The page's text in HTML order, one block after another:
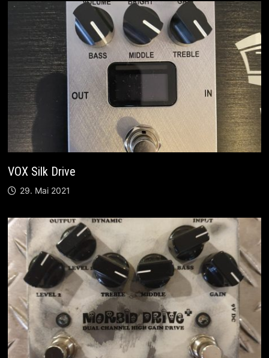
VOX Silk Drive
29. Mai 2021